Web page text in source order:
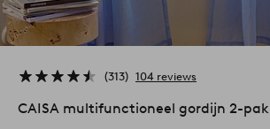
313 104 reviews
CAISA multifunctioneel gordijn 2-pak